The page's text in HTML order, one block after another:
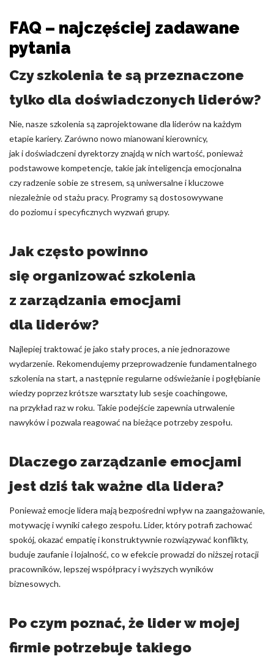
FAQ – najczęściej zadawane
pytania
Czy szkolenia te są przeznaczone
tylko dla doświadczonych liderów?
Nie, nasze szkolenia są zaprojektowane dla liderów na każdym
etapie kariery. Zarówno nowo mianowani kierownicy,
jak i doświadczeni dyrektorzy znajdą w nich wartość, ponieważ
podstawowe kompetencje, takie jak inteligencja emocjonalna
czy radzenie sobie ze stresem, są uniwersalne i kluczowe
niezależnie od stażu pracy. Programy są dostosowywane
do poziomu i specyficznych wyzwań grupy.
Jak często powinno
się organizować szkolenia
z zarządzania emocjami
dla liderów?
Najlepiej traktować je jako stały proces, a nie jednorazowe
wydarzenie. Rekomendujemy przeprowadzenie fundamentalnego
szkolenia na start, a następnie regularne odświeżanie i pogłębianie
wiedzy poprzez krótsze warsztaty lub sesje coachingowe,
na przykład raz w roku. Takie podejście zapewnia utrwalenie
nawyków i pozwala reagować na bieżące potrzeby zespołu.
Dlaczego zarządzanie emocjami
jest dziś tak ważne dla lidera?
Ponieważ emocje lidera mają bezpośredni wpływ na zaangażowanie,
motywację i wyniki całego zespołu. Lider, który potrafi zachować
spokój, okazać empatię i konstruktywnie rozwiązywać konflikty,
buduje zaufanie i lojalność, co w efekcie prowadzi do niższej rotacji
pracowników, lepszej współpracy i wyższych wyników
biznesowych.
Po czym poznać, że lider w mojej
firmie potrzebuje takiego